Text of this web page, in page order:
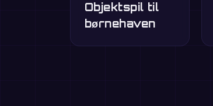
Objektspil til
børnehaven